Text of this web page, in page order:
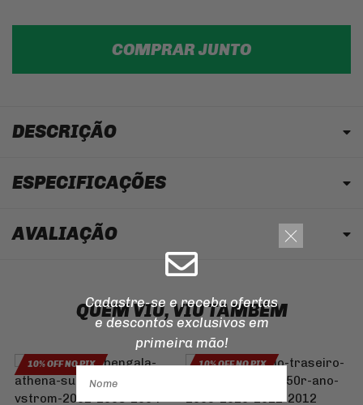
COMPRAR JUNTO
DESCRIÇÃO
ESPECIFICAÇÕES
AVALIAÇÃO
QUEM VIU, VIU TAMBÉM
10% OFF NO PIX 10% OFF NO PIX
Cadastre-se e receba ofertas
e descontos exclusivos em
primeira mão!